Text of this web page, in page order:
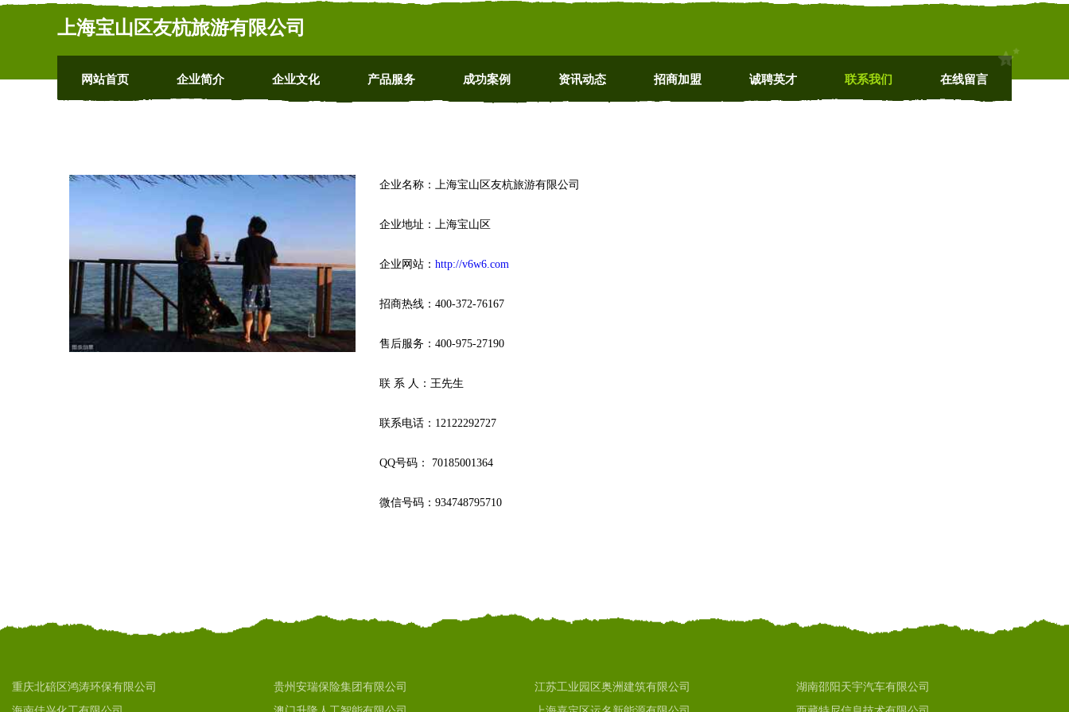
上海宝山区友杭旅游有限公司
网站首页 企业简介 企业文化 产品服务 成功案例 资讯动态 招商加盟 诚聘英才 联系我们 在线留言
企业名称：上海宝山区友杭旅游有限公司
企业地址：上海宝山区
企业网站： http://v6w6.com
招商热线：400-372-76167
售后服务：400-975-27190
联 系 人：王先生
联系电话：12122292727
QQ号码： 70185001364
微信号码：934748795710
重庆北碚区鸿涛环保有限公司 贵州安瑞保险集团有限公司 江苏工业园区奥洲建筑有限公司
湖南邵阳天宇汽车有限公司